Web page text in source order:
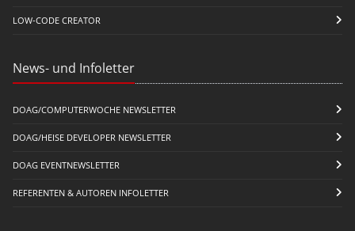
LOW-CODE CREATOR
News- und Infoletter
DOAG/COMPUTERWOCHE NEWSLETTER
DOAG/HEISE DEVELOPER NEWSLETTER
DOAG EVENTNEWSLETTER
REFERENTEN & AUTOREN INFOLETTER